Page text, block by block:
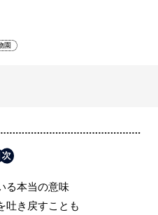
園
る本当の意味
吐き戻すことも